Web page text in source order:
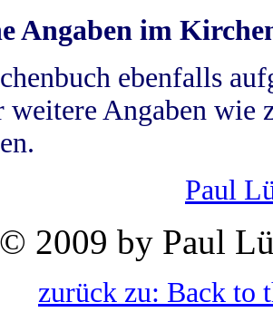
Angaben im
ebenfalls
weitere Angaben wie
Paul
© 2009 by Paul
zurück zu: Back to